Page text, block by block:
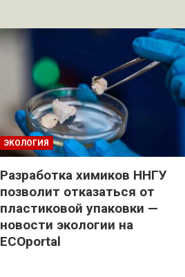
ЭКОЛОГИЯ
Разработка химиков ННГУ
позволит отказаться от
пластиковой упаковки —
новости экологии на
ECOportal